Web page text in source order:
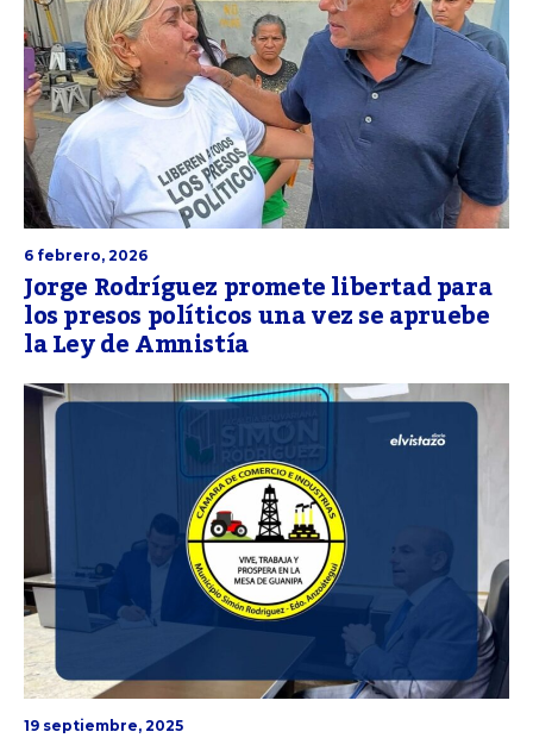
6 febrero, 2026
Jorge Rodríguez promete libertad para
los presos políticos una vez se apruebe
la Ley de Amnistía
19 septiembre, 2025